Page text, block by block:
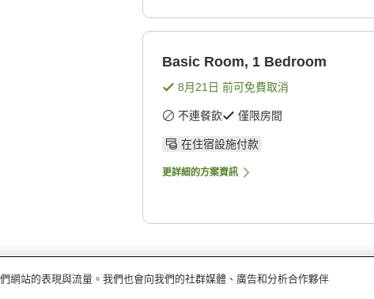
Basic Room, 1 Bedroom
8月21日 前可免費取消
不連餐飲 僅限房間
在住宿設施付款
更詳細的方案資訊
網站的表現與流量。我們也會向我們的社群媒體、廣告和分析合作夥伴